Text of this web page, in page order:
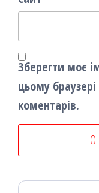
Зберегти моє
цьому
коментарів.